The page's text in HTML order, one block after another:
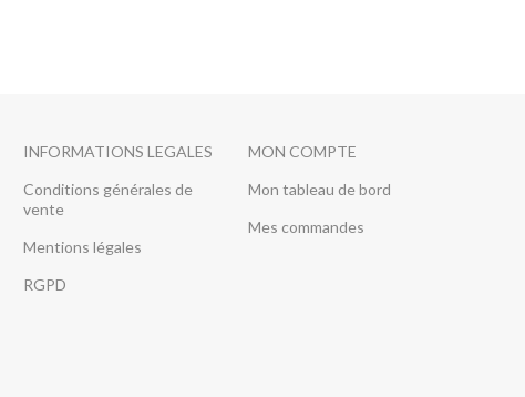
INFORMATIONS LEGALES
Conditions générales de
vente
Mentions légales
RGPD
MON COMPTE
Mon tableau de bord
Mes commandes